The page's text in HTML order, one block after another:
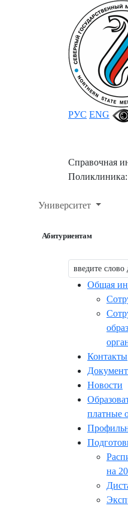
РУС ENG
Справочная
Университет
Абитуриентам
Общая
Контакты
Новости
платные
на